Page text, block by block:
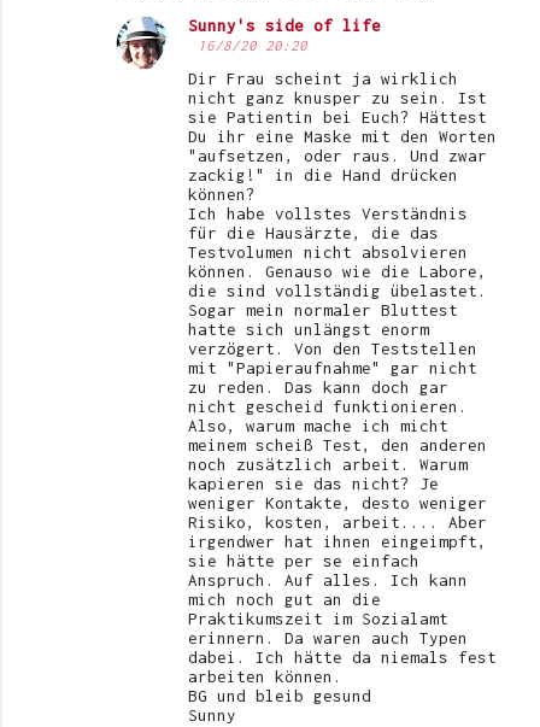
Sunny's side of life
16/8/20 20:20
Dir Frau scheint ja wirklich
nicht ganz knusper zu sein. Ist
sie Patientin bei Euch? Hättest
Du ihr eine Maske mit den Worten
"aufsetzen, oder raus. Und zwar
zackig!" in die Hand drücken
können?
Ich habe vollstes Verständnis
für die Hausärzte, die das
Testvolumen nicht absolvieren
können. Genauso wie die Labore,
die sind vollständig übelastet.
Sogar mein normaler Bluttest
hatte sich unlängst enorm
verzögert. Von den Teststellen
mit "Papieraufnahme" gar nicht
zu reden. Das kann doch gar
nicht gescheid funktionieren.
Also, warum mache ich micht
meinem scheiß Test, den anderen
noch zusätzlich arbeit. Warum
kapieren sie das nicht? Je
weniger Kontakte, desto weniger
Risiko, kosten, arbeit.... Aber
irgendwer hat ihnen eingeimpft,
sie hätte per se einfach
Anspruch. Auf alles. Ich kann
mich noch gut an die
Praktikumszeit im Sozialamt
erinnern. Da waren auch Typen
dabei. Ich hätte da niemals fest
arbeiten können.
BG und bleib gesund
Sunny